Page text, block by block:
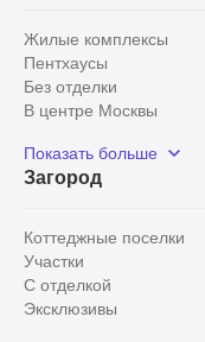
Жилые комплексы
Пентхаусы
Без отделки
В центре Москвы
Рядом с парком
С панорамными окнами
Показать больше
Загород
Коттеджные поселки
Участки
С отделкой
Эксклюзивы